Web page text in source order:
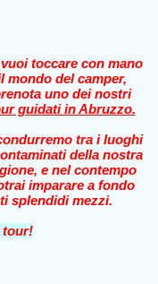
toccare con mano
mondo del camper,
uno dei nostri
guidati in Abruzzo.
tra i luoghi
della nostra
e nel contempo
imparare a fondo
splendidi mezzi.
tour!